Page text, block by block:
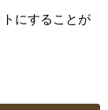
にすることが